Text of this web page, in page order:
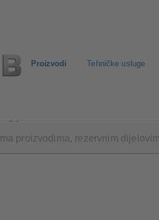
Proizvodi Tehničke usluge